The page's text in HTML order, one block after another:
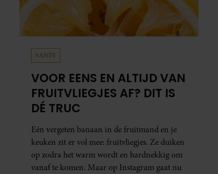
SANTE
VOOR EENS EN ALTIJD VAN
FRUITVLIEGJES AF? DIT IS
DÉ TRUC
Eén vergeten banaan in de fruitmand en je
keuken zit er vol mee: fruitvliegjes. Ze duiken
op zodra het warm wordt en hardnekkig om
vanaf te komen. Maar op Instagram gaat nu